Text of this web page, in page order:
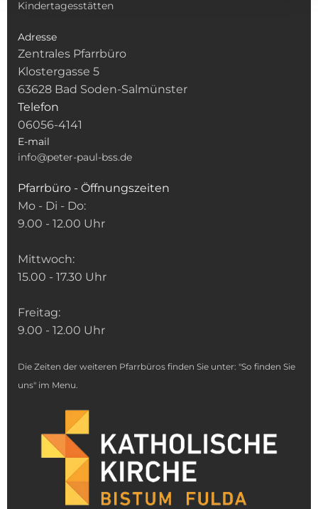
Kindertagesstätten
Adresse
Zentrales Pfarrbüro
Klostergasse 5
63628 Bad Soden-Salmünster
Telefon
06056-4141
E-mail
info@peter-paul-bss.de
Pfarrbüro - Öffnungszeiten
Mo - Di - Do:
9.00 - 12.00 Uhr
Mittwoch:
15.00 - 17.30 Uhr
Freitag:
9.00 - 12.00 Uhr
Die Zeiten der weiteren Pfarrbüros finden Sie unter: "So finden Sie
uns" im Menu.